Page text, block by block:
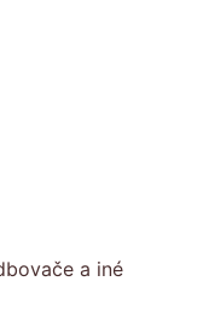
a iné